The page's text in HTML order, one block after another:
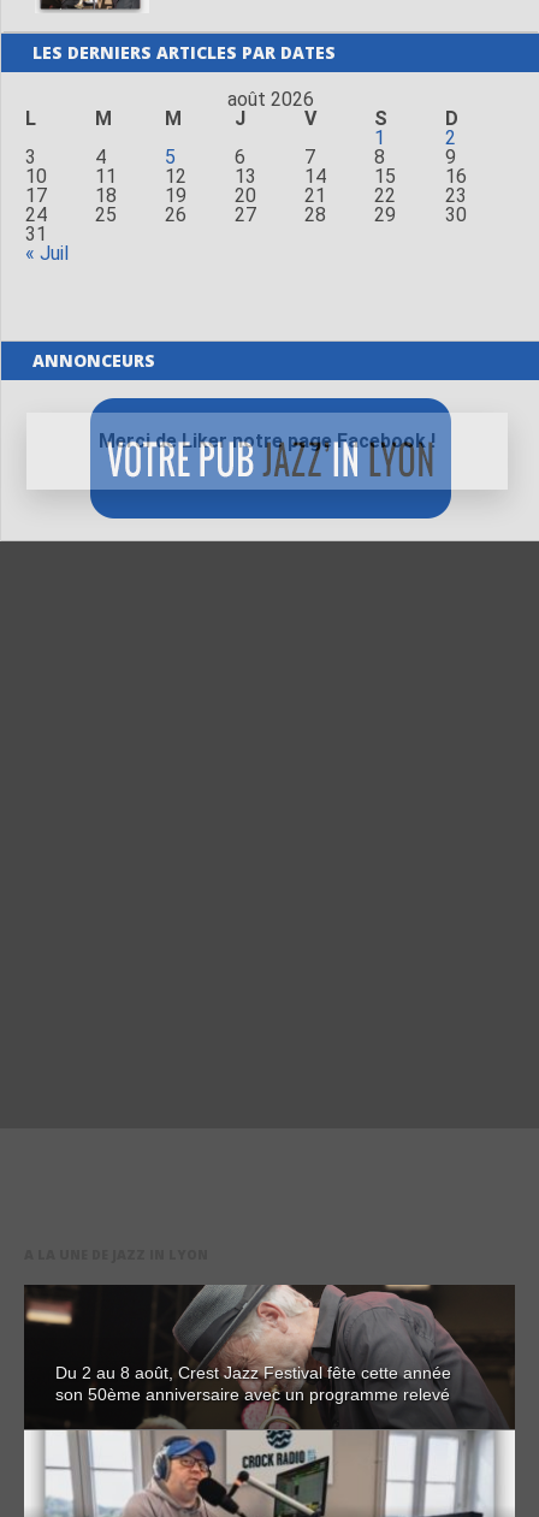
LES DERNIERS ARTICLES PAR DATES
août 2026
L
M M J V S
D
1
2
3
4 5 6 7 8
9
10
11 12 13 14 15
16
17
18 19 20 21 22
23
24
25 26 27 28 29
30
31
« Juil
ANNONCEURS
Du 2 au 8 août, Crest Jazz Festival fête cette année
son 50ème anniversaire avec un programme relevé
Merci de Liker notre page Facebook !